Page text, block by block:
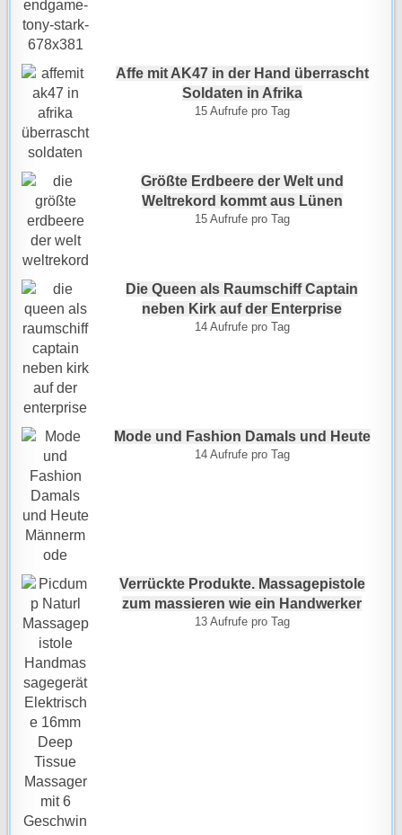
Affe mit AK47 in der Hand überrascht
Soldaten in Afrika
15 Aufrufe pro Tag
Größte Erdbeere der Welt und
Weltrekord kommt aus Lünen
15 Aufrufe pro Tag
Die Queen als Raumschiff Captain
neben Kirk auf der Enterprise
14 Aufrufe pro Tag
Mode und Fashion Damals und Heute
14 Aufrufe pro Tag
Verrückte Produkte. Massagepistole
zum massieren wie ein Handwerker
13 Aufrufe pro Tag